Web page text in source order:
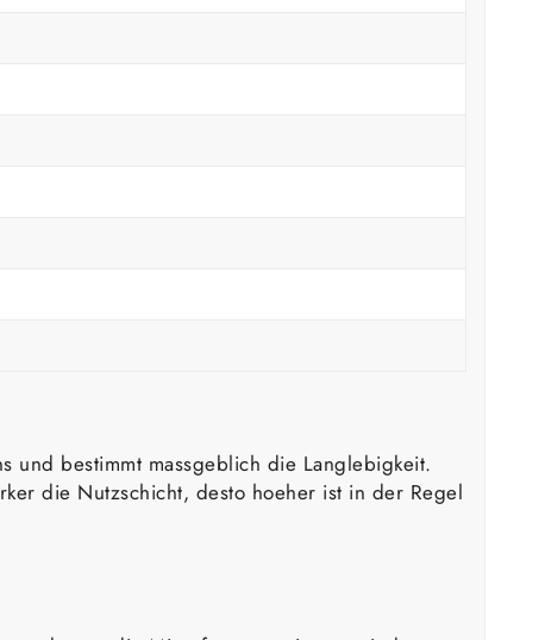
und bestimmt massgeblich die Langlebigkeit.
die Nutzschicht, desto hoeher ist in der Regel